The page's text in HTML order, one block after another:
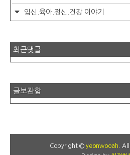
임신.육아.정신.건강 이야기
최근댓글
글보관함
Copyright © yeonwooah .